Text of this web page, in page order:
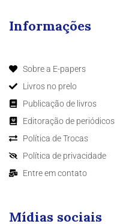
Informações
Sobre a E-papers
Livros no prelo
Publicação de livros
Editoração de periódicos
Política de Trocas
Política de privacidade
Entre em contato
Mídias sociais